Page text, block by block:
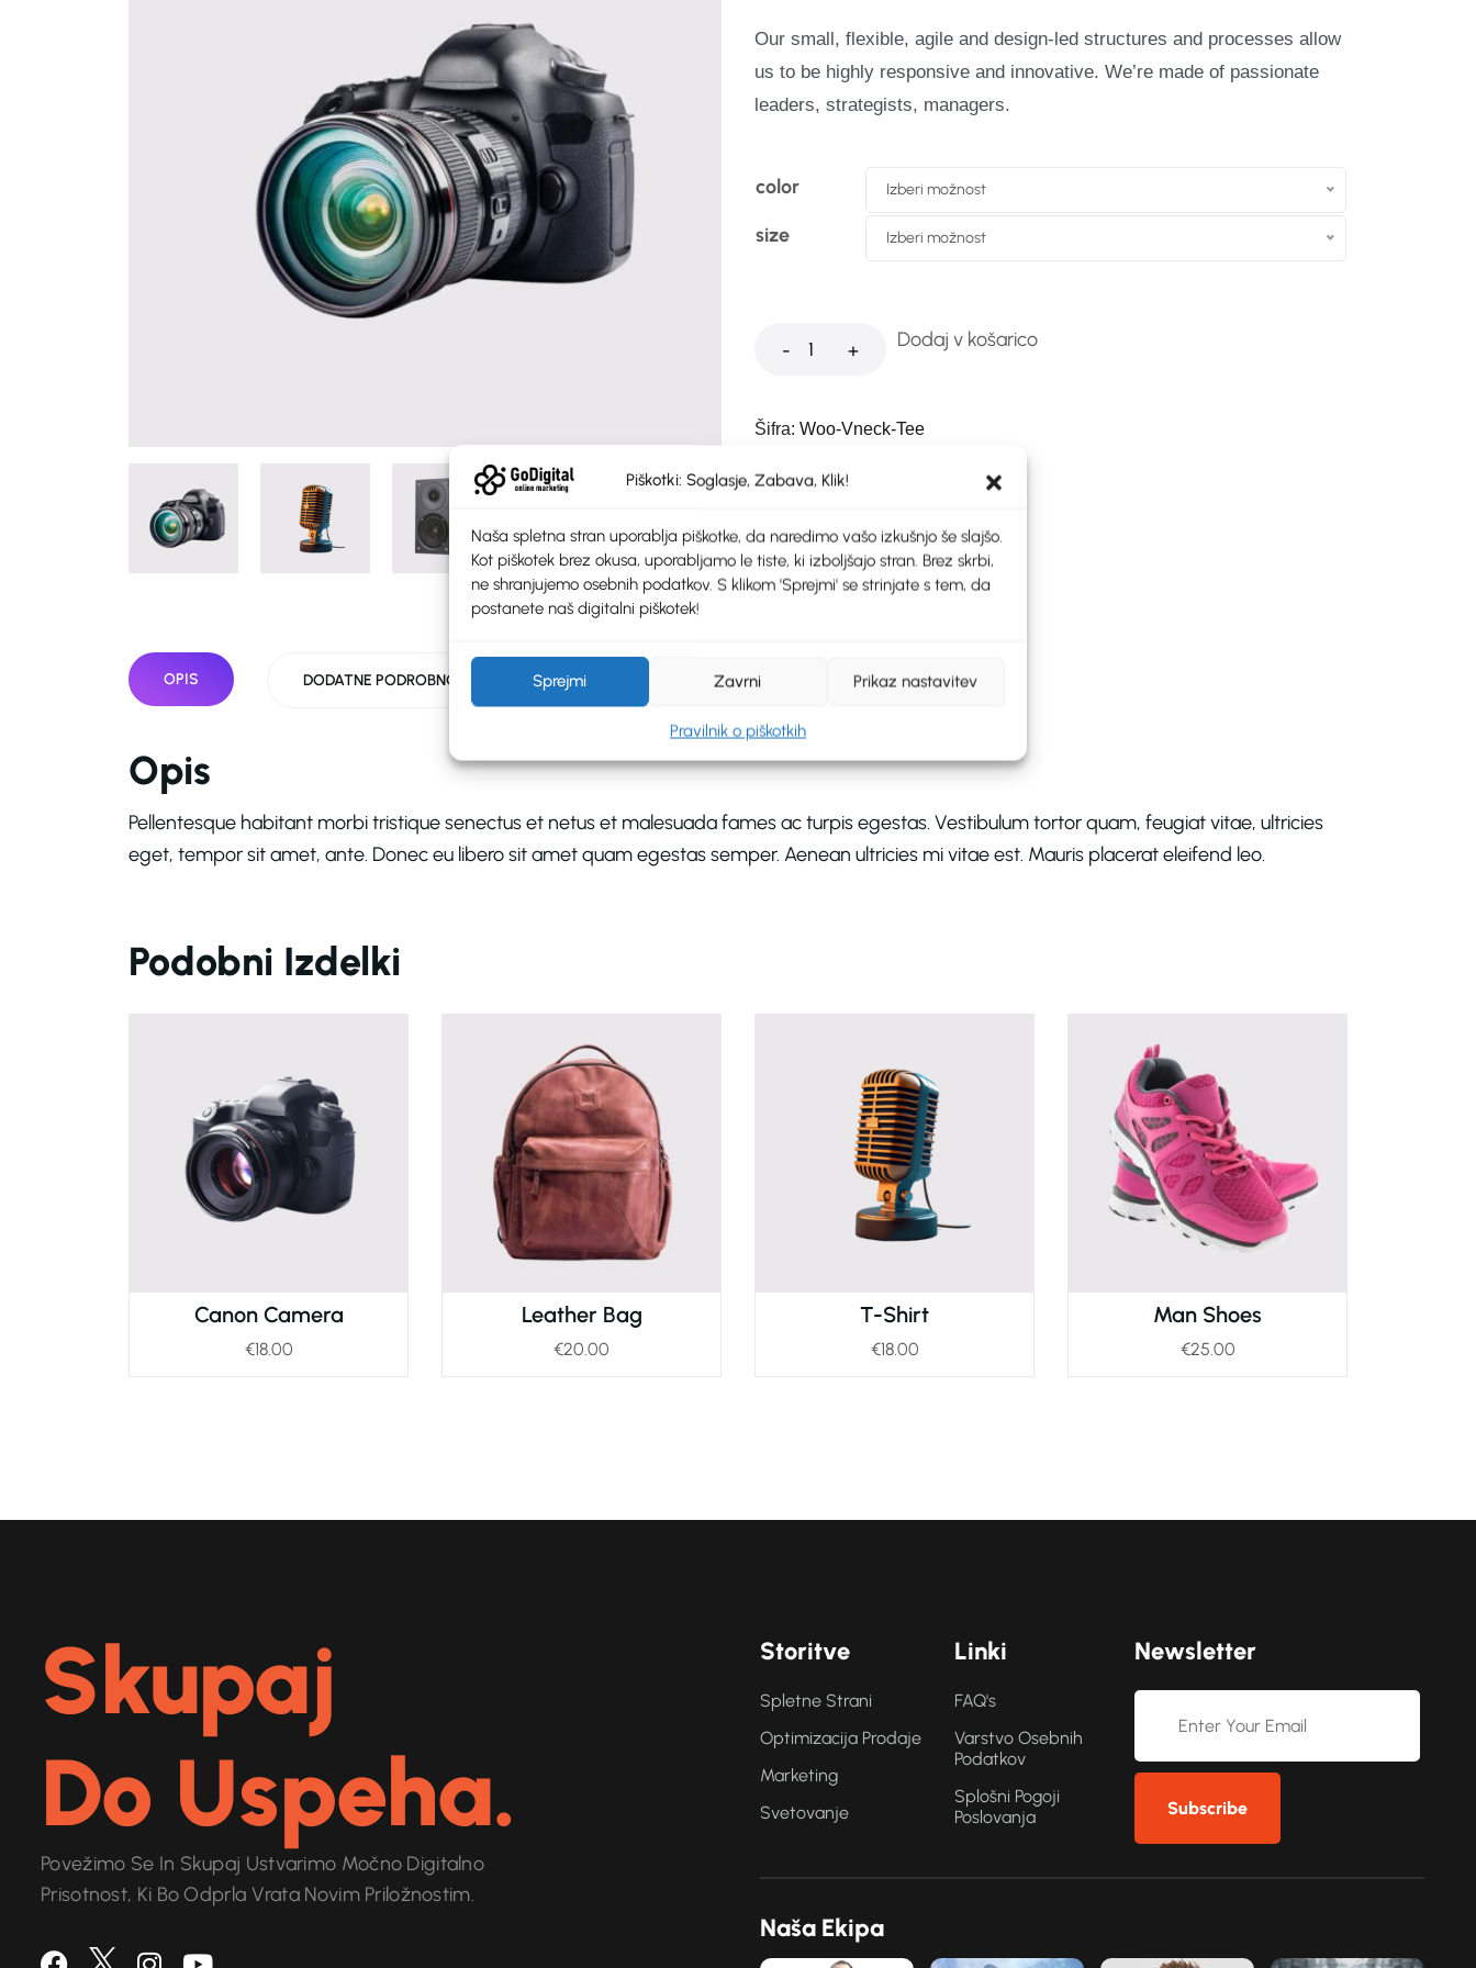
Piškotki: Soglasje, Zabava, Klik!
Naša spletna stran uporablja piškotke, da naredimo vašo izkušnjo še slajšo.
Kot piškotek brez okusa, uporabljamo le tiste, ki izboljšajo stran. Brez skrbi,
ne shranjujemo osebnih podatkov. S klikom 'Sprejmi' se strinjate s tem, da
postanete naš digitalni piškotek!
Sprejmi Zavrni Prikaz nastavitev
Pravilnik o piškotkih
Our small, flexible, agile and design-led structures and processes allow
us to be highly responsive and innovative. We’re made of passionate
leaders, strategists, managers.
color Izberi možnost
size Izberi možnost
- + Dodaj v košarico
Šifra: Woo-Vneck-Tee
Kategorija:Tshirts
OPIS DODATNE PODROBNOSTI
Opis
Pellentesque habitant morbi tristique senectus et netus et malesuada fames ac turpis egestas. Vestibulum tortor quam, feugiat vitae, ultricies
eget, tempor sit amet, ante. Donec eu libero sit amet quam egestas semper. Aenean ultricies mi vitae est. Mauris placerat eleifend leo.
Podobni Izdelki
Canon Camera
€18.00
Leather Bag
€20.00
T-Shirt
€18.00
Man Shoes
€25.00
Skupaj
Do Uspeha.
Povežimo Se In Skupaj Ustvarimo Močno Digitalno
Prisotnost, Ki Bo Odprla Vrata Novim Priložnostim.
Storitve
Spletne Strani
Optimizacija Prodaje
Marketing
Svetovanje
Linki
FAQ's
Varstvo Osebnih
Podatkov
Splošni Pogoji
Poslovanja
Newsletter
Subscribe
Naša Ekipa